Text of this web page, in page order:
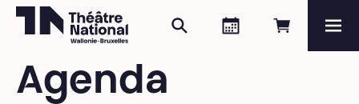
Online
Agenda
Zoeken
Agenda